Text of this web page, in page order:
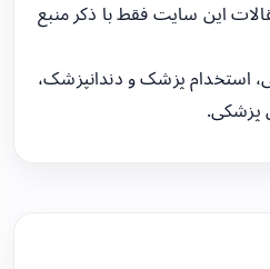
این سایت فقط با ذکر منبع
استخدام پزشک و دندانپزشک،